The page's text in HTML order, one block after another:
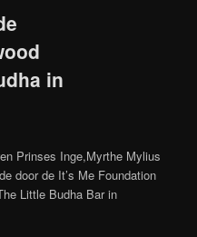
in
Prinses Inge,Myrthe Mylius
door de It’s Me Foundation
Little Budha Bar in